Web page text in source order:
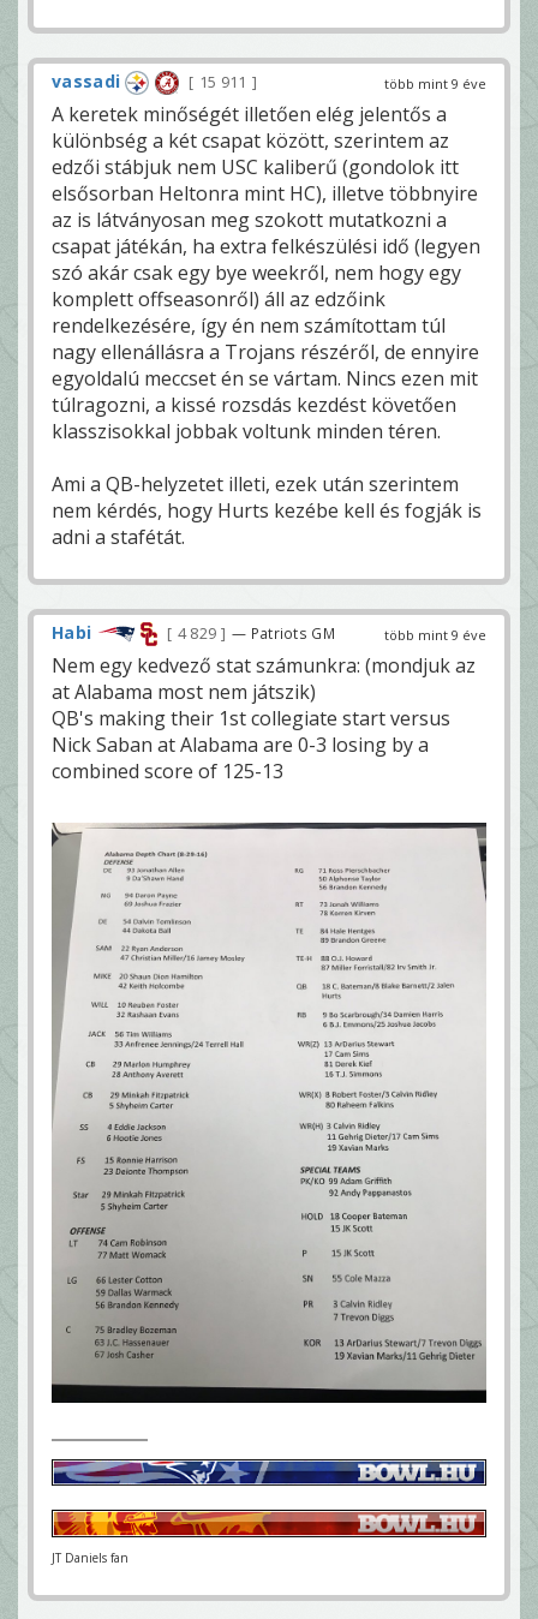
több mint 9 éve
vassadi 15 911
A keretek minőségét illetően elég jelentős a
különbség a két csapat között, szerintem az
edzői stábjuk nem USC kaliberű (gondolok itt
elsősorban Heltonra mint HC), illetve többnyire
az is látványosan meg szokott mutatkozni a
csapat játékán, ha extra felkészülési idő (legyen
szó akár csak egy bye weekről, nem hogy egy
komplett offseasonről) áll az edzőink
rendelkezésére, így én nem számítottam túl
nagy ellenállásra a Trojans részéről, de ennyire
egyoldalú meccset én se vártam. Nincs ezen mit
túlragozni, a kissé rozsdás kezdést követően
klasszisokkal jobbak voltunk minden téren.
Ami a QB-helyzetet illeti, ezek után szerintem
nem kérdés, hogy Hurts kezébe kell és fogják is
adni a stafétát.
több mint 9 éve
Habi 4 829 — Patriots GM
Nem egy kedvező stat számunkra: (mondjuk az
at Alabama most nem játszik)
QB's making their 1st collegiate start versus
Nick Saban at Alabama are 0-3 losing by a
combined score of 125-13
JT Daniels fan